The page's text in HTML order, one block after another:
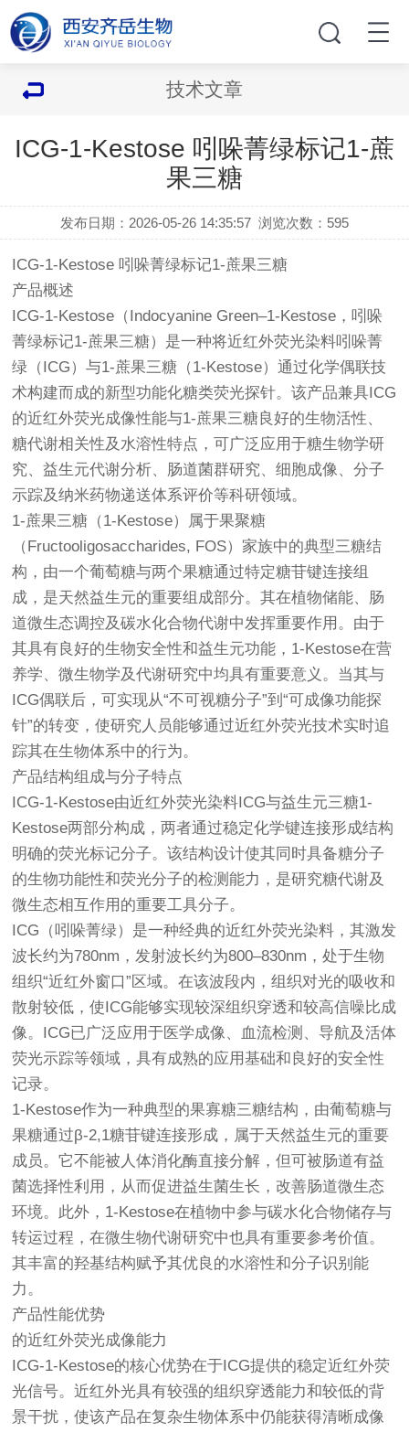
技术文章
ICG-1-Kestose 吲哚菁绿标记1-蔗
果三糖
发布日期：2026-05-26 14:35:57 浏览次数： 595
ICG-1-Kestose 吲哚菁绿标记1-蔗果三糖
产品概述
ICG-1-Kestose（Indocyanine Green–1-Kestose，吲哚
菁绿标记1-蔗果三糖）是一种将近红外荧光染料吲哚菁
绿（ICG）与1-蔗果三糖（1-Kestose）通过化学偶联技
术构建而成的新型功能化糖类荧光探针。该产品兼具ICG
的近红外荧光成像性能与1-蔗果三糖良好的生物活性、
糖代谢相关性及水溶性特点，可广泛应用于糖生物学研
究、益生元代谢分析、肠道菌群研究、细胞成像、分子
示踪及纳米药物递送体系评价等科研领域。
1-蔗果三糖（1-Kestose）属于果聚糖
（Fructooligosaccharides, FOS）家族中的典型三糖结
构，由一个葡萄糖与两个果糖通过特定糖苷键连接组
成，是天然益生元的重要组成部分。其在植物储能、肠
道微生态调控及碳水化合物代谢中发挥重要作用。由于
其具有良好的生物安全性和益生元功能，1-Kestose在营
养学、微生物学及代谢研究中均具有重要意义。当其与
ICG偶联后，可实现从“不可视糖分子”到“可成像功能探
针”的转变，使研究人员能够通过近红外荧光技术实时追
踪其在生物体系中的行为。
产品结构组成与分子特点
ICG-1-Kestose由近红外荧光染料ICG与益生元三糖1-
Kestose两部分构成，两者通过稳定化学键连接形成结构
明确的荧光标记分子。该结构设计使其同时具备糖分子
的生物功能性和荧光分子的检测能力，是研究糖代谢及
微生态相互作用的重要工具分子。
ICG（吲哚菁绿）是一种经典的近红外荧光染料，其激发
波长约为780nm，发射波长约为800–830nm，处于生物
组织“近红外窗口”区域。在该波段内，组织对光的吸收和
散射较低，使ICG能够实现较深组织穿透和较高信噪比成
像。ICG已广泛应用于医学成像、血流检测、导航及活体
荧光示踪等领域，具有成熟的应用基础和良好的安全性
记录。
1-Kestose作为一种典型的果寡糖三糖结构，由葡萄糖与
果糖通过β-2,1糖苷键连接形成，属于天然益生元的重要
成员。它不能被人体消化酶直接分解，但可被肠道有益
菌选择性利用，从而促进益生菌生长，改善肠道微生态
环境。此外，1-Kestose在植物中参与碳水化合物储存与
转运过程，在微生物代谢研究中也具有重要参考价值。
其丰富的羟基结构赋予其优良的水溶性和分子识别能
力。
产品性能优势
的近红外荧光成像能力
ICG-1-Kestose的核心优势在于ICG提供的稳定近红外荧
光信号。近红外光具有较强的组织穿透能力和较低的背
景干扰，使该产品在复杂生物体系中仍能获得清晰成像